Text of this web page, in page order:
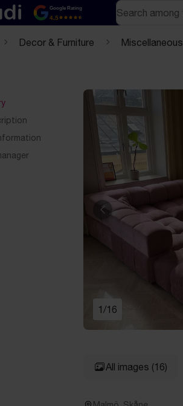
of this page
Google Rating
4.5
Search
Decor & Furniture Miscellaneous
Previous
1 /16
All images (16)